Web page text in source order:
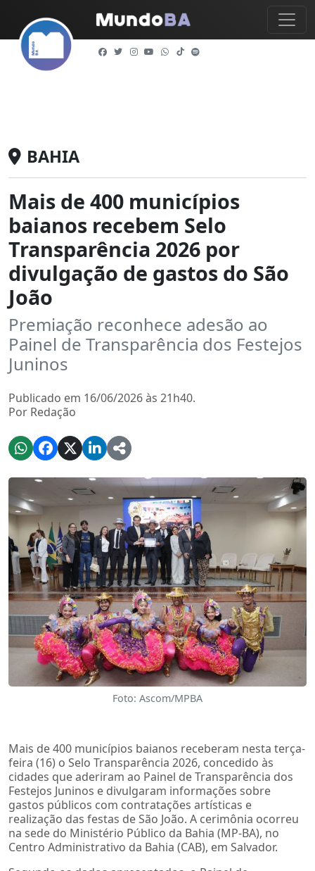
BAHIA
Mais de 400 municípios
baianos recebem Selo
Transparência 2026 por
divulgação de gastos do São
João
Premiação reconhece adesão ao
Painel de Transparência dos Festejos
Juninos
Publicado em 16/06/2026 às 21h40.
Por Redação
Foto: Ascom/MPBA
Mais de 400 municípios baianos receberam nesta terça-
feira (16) o Selo Transparência 2026, concedido às
cidades que aderiram ao Painel de Transparência dos
Festejos Juninos e divulgaram informações sobre
gastos públicos com contratações artísticas e
realização das festas de São João. A cerimônia ocorreu
na sede do Ministério Público da Bahia (MP-BA), no
Centro Administrativo da Bahia (CAB), em Salvador.